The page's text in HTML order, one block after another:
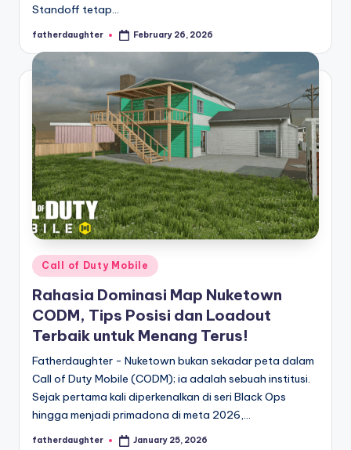
Standoff tetap…
Posted
fatherdaughter February 26, 2026
Posted
in
Call of Duty Mobile
Rahasia Dominasi Map Nuketown
CODM, Tips Posisi dan Loadout
Terbaik untuk Menang Terus!
Fatherdaughter - Nuketown bukan sekadar peta dalam
Call of Duty Mobile (CODM); ia adalah sebuah institusi.
Sejak pertama kali diperkenalkan di seri Black Ops
hingga menjadi primadona di meta 2026,…
Posted
fatherdaughter January 25, 2026